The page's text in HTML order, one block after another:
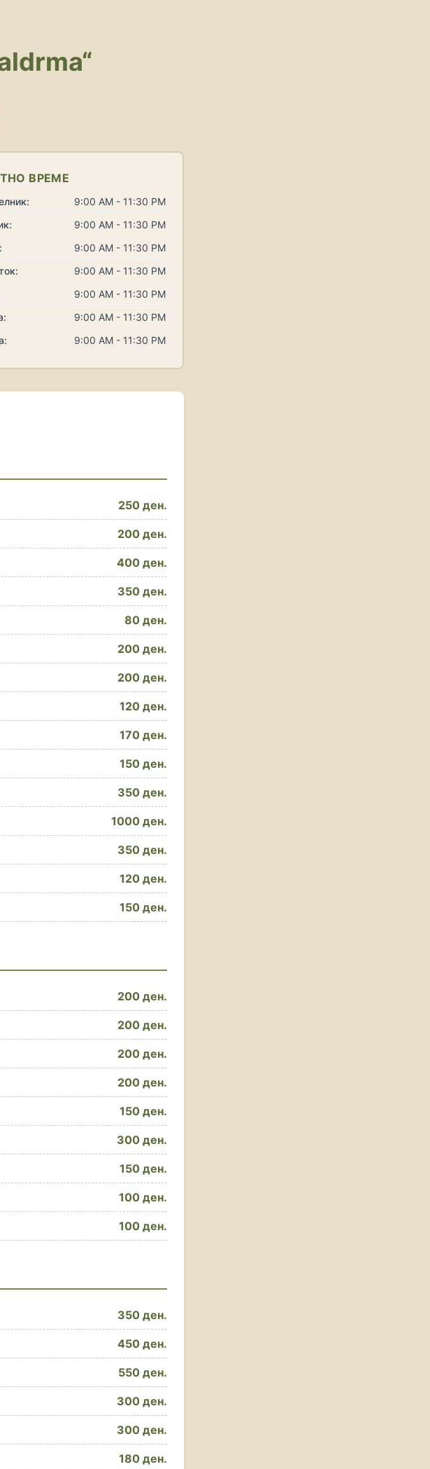
ВРЕМЕ
9:00 AM - 11:30 PM
9:00 AM - 11:30 PM
9:00 AM - 11:30 PM
9:00 AM - 11:30 PM
9:00 AM - 11:30 PM
9:00 AM - 11:30 PM
9:00 AM - 11:30 PM
250 ден.
200 ден.
400 ден.
350 ден.
80 ден.
200 ден.
200 ден.
120 ден.
170 ден.
150 ден.
350 ден.
1000 ден.
350 ден.
120 ден.
150 ден.
200 ден.
200 ден.
200 ден.
200 ден.
150 ден.
300 ден.
150 ден.
100 ден.
100 ден.
350 ден.
450 ден.
550 ден.
300 ден.
300 ден.
180 ден.